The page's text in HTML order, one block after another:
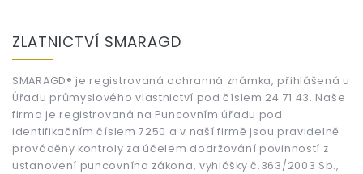
ZLATNICTVÍ SMARAGD
SMARAGD® je registrovaná ochranná známka, přihlášená u
Úřadu průmyslového vlastnictví pod číslem 24 71 43. Naše
firma je registrovaná na Puncovním úřadu pod
identifikačním číslem 7250 a v naší firmě jsou pravidelně
prováděny kontroly za účelem dodržování povinností z
ustanovení puncovního zákona, vyhlášky č.363/2003 Sb.,